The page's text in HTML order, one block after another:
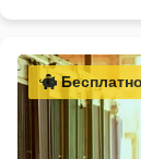
Бесплатно